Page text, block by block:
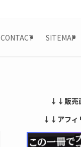
CONTACT SITEMAP
↓↓販売
↓↓アフィ